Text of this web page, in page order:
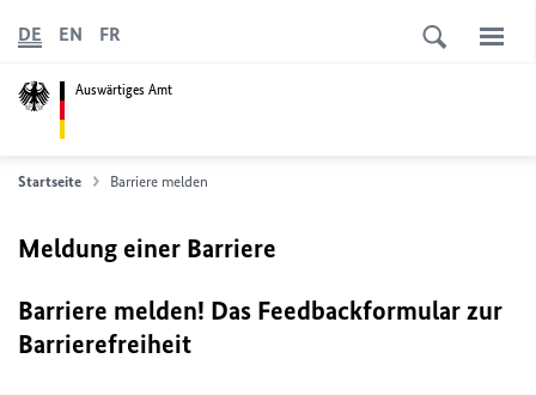
Auswärtiges Amt
DE EN FR
Startseite Barriere melden
Meldung einer Barriere
Barriere melden! Das Feedbackformular zur
Barrierefreiheit